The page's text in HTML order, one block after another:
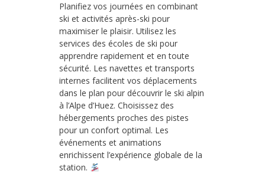
Planifiez vos journées en combinant
ski et activités après-ski pour
maximiser le plaisir. Utilisez les
services des écoles de ski pour
apprendre rapidement et en toute
sécurité. Les navettes et transports
internes facilitent vos déplacements
dans le plan pour découvrir le ski alpin
à l’Alpe d’Huez. Choisissez des
hébergements proches des pistes
pour un confort optimal. Les
événements et animations
enrichissent l’expérience globale de la
station.